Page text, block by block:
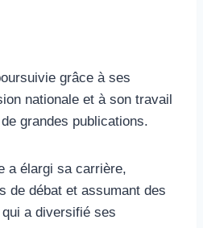
grâce à ses
nationale et à son travail
grandes publications.
a élargi sa carrière,
de débat et assumant des
a diversifié ses